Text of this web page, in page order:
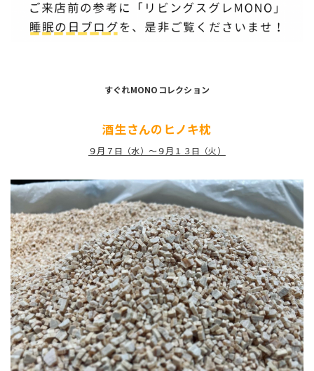
すぐれMONOコレクション
酒生さんのヒノキ枕
９月７日（水）～９月１３日（火）